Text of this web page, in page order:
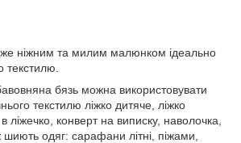
ніжним та милим малюнком ідеально
текстилю.
бязь можна використовувати
текстилю ліжко дитяче, ліжко
ліжечко, конверт на виписку, наволочка,
одяг: сарафани літні, піжами,